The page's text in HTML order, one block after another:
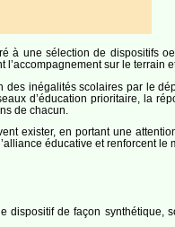
à une sélection de dispositifs
sur le terrain
inégalités scolaires par le
d’éducation prioritaire, la
de chacun.
exister, en portant une
éducative et renforcent le
de façon